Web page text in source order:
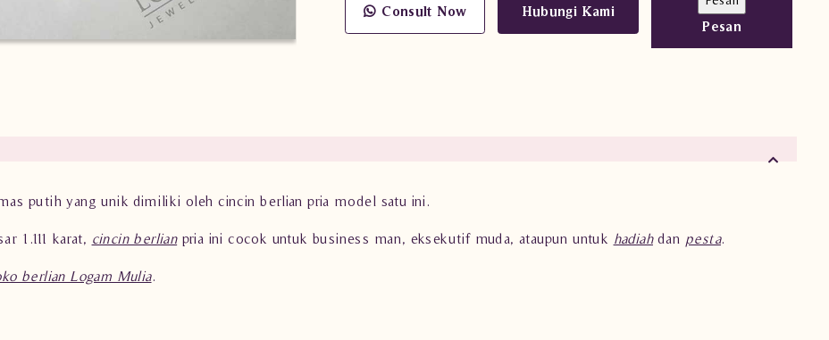
Consult Now
Hubungi Kami
Pesan
putih yang unik dimiliki oleh cincin berlian pria model satu ini.
1.111 karat, cincin berlianpria ini cocok untuk business man, eksekutif muda, ataupun untuk hadiahdan pesta.
berlian Logam Mulia.